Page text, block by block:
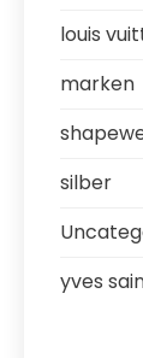
louis
marken
silber
yves